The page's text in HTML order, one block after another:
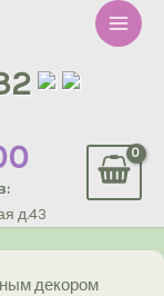
Main
д.43
декором